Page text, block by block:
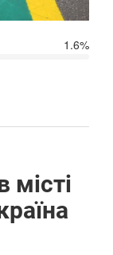
1.6%
місті